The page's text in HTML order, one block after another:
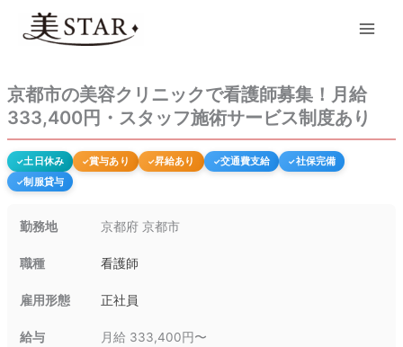
キ
ッ
プ
京都市の美容クリニックで看護師募集！月給
333,400円・スタッフ施術サービス制度あり
土日休み 賞与あり 昇給あり 交通費支給
社保完備
制服貸与
勤務地 京都府 京都市
職種 看護師
雇用形態 正社員
給与 月給 333,400円〜